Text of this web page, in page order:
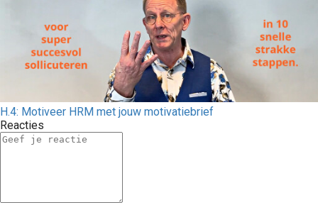
H.4: Motiveer HRM met jouw motivatiebrief
Reacties